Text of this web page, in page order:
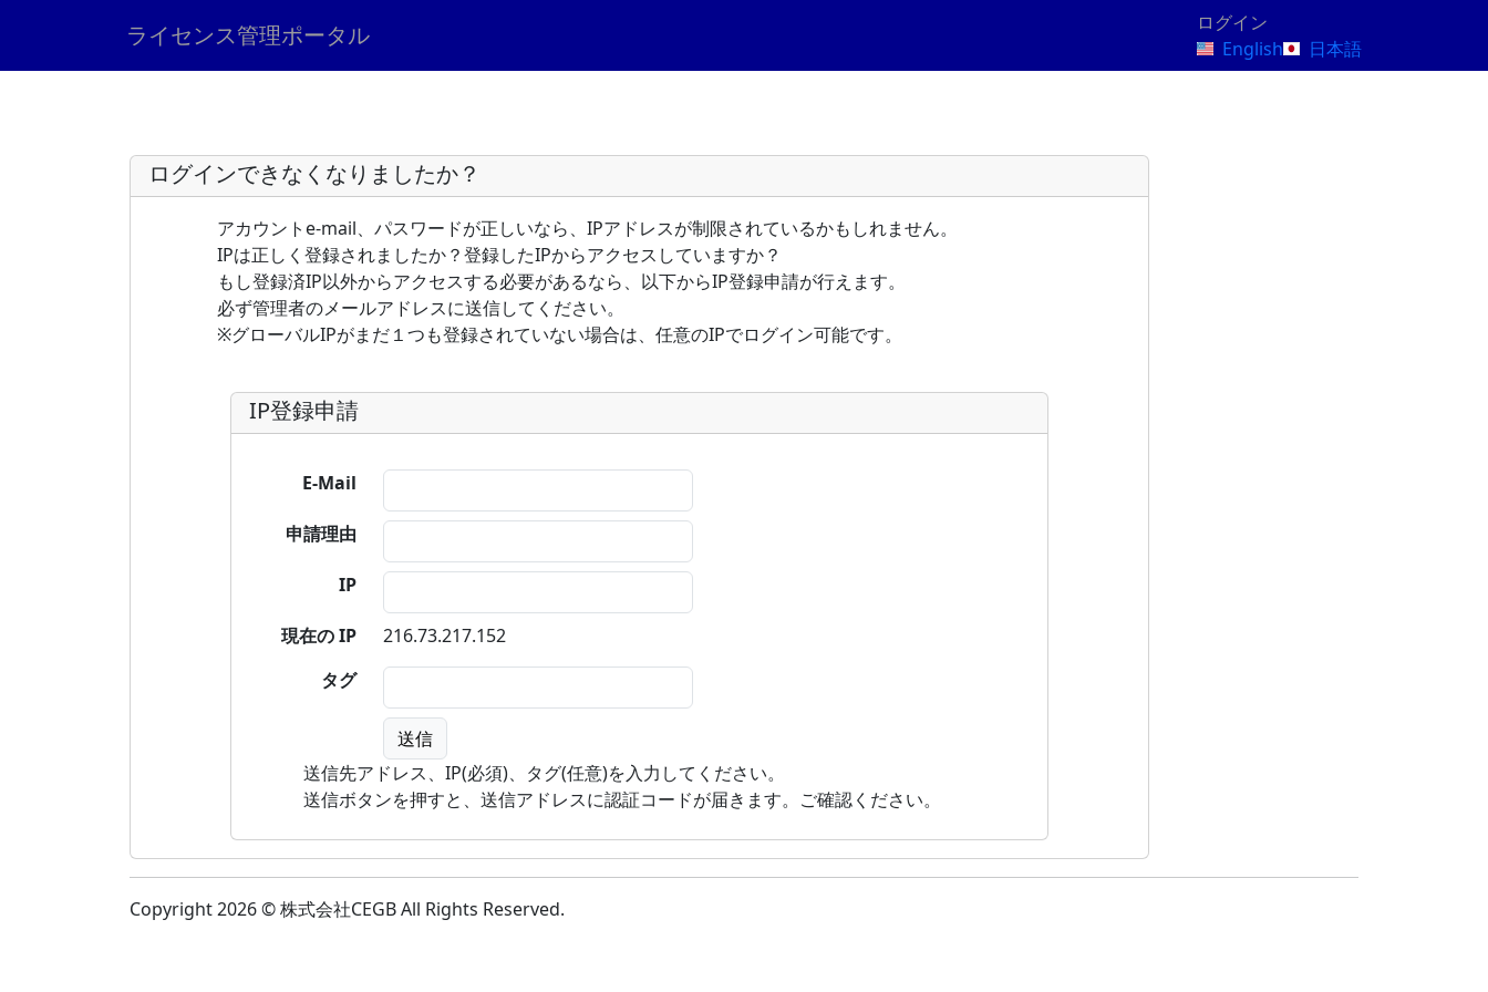
ライセンス管理ポータル
ログイン
English
日本語
ログインできなくなりましたか？
アカウントe-mail、パスワードが正しいなら、IPアドレスが制限されているかもしれません。
IPは正しく登録されましたか？登録したIPからアクセスしていますか？
もし登録済IP以外からアクセスする必要があるなら、以下からIP登録申請が行えます。
必ず管理者のメールアドレスに送信してください。
※グローバルIPがまだ１つも登録されていない場合は、任意のIPでログイン可能です。
IP登録申請
E-Mail
申請理由
IP
現在の IP
216.73.217.152
タグ
送信先アドレス、IP(必須)、タグ(任意)を入力してください。
送信ボタンを押すと、送信アドレスに認証コードが届きます。ご確認ください。
Copyright 2026 © 株式会社CEGB All Rights Reserved.